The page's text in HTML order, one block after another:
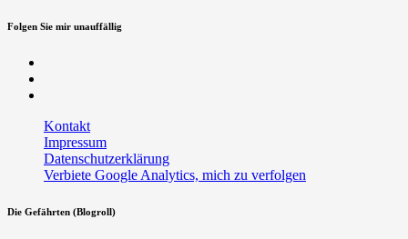
Folgen Sie mir unauffällig
Kontakt
Impressum
Datenschutzerklärung
Verbiete Google Analytics, mich zu verfolgen
Die Gefährten (Blogroll)